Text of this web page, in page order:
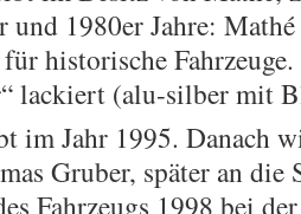
und 1980er Jahre:
historische
lackiert (alu-silber mit
im Jahr 1995. Danach
Gruber, später an die
Fahrzeugs 1998 bei